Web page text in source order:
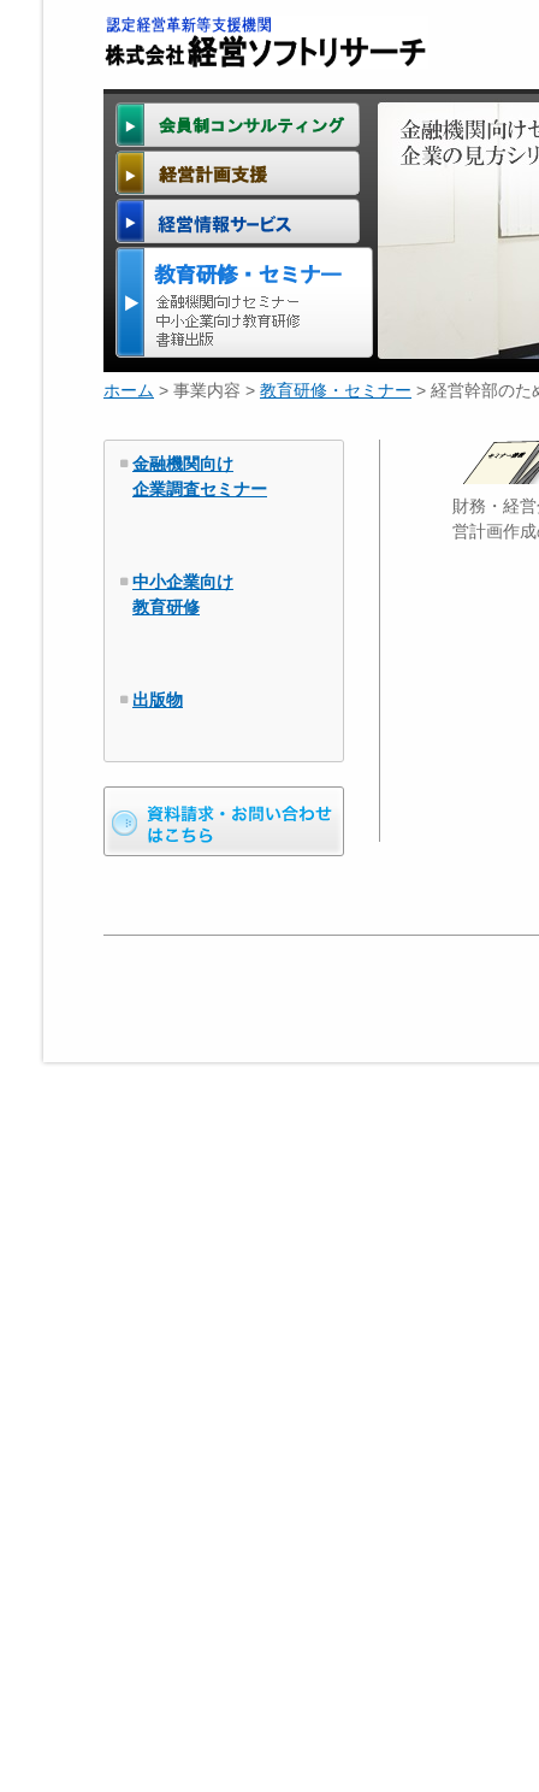
ホーム > 事業内容 > 教育研修・セミナー > 経営幹部のた
財務・経
営計画作
金融機関向け
企業調査セミナー
中小企業向け
教育研修
出版物